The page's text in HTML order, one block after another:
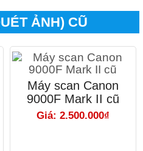
ẢNH) CŨ
Máy scan Canon
9000F Mark II cũ
Giá: 2.500.000₫